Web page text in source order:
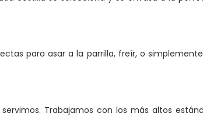
para asar a la parrilla, freír, o
Trabajamos con los más altos